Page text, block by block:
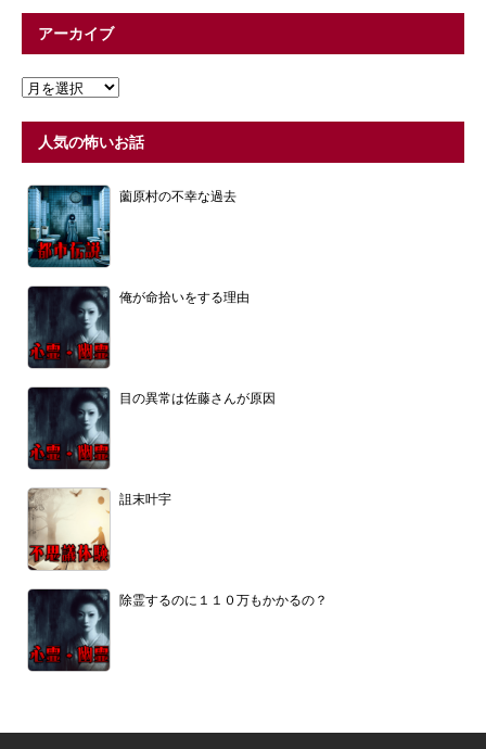
アーカイブ
人気の怖いお話
薗原村の不幸な過去
俺が命拾いをする理由
目の異常は佐藤さんが原因
詛末叶宇
除霊するのに１１０万もかかるの？